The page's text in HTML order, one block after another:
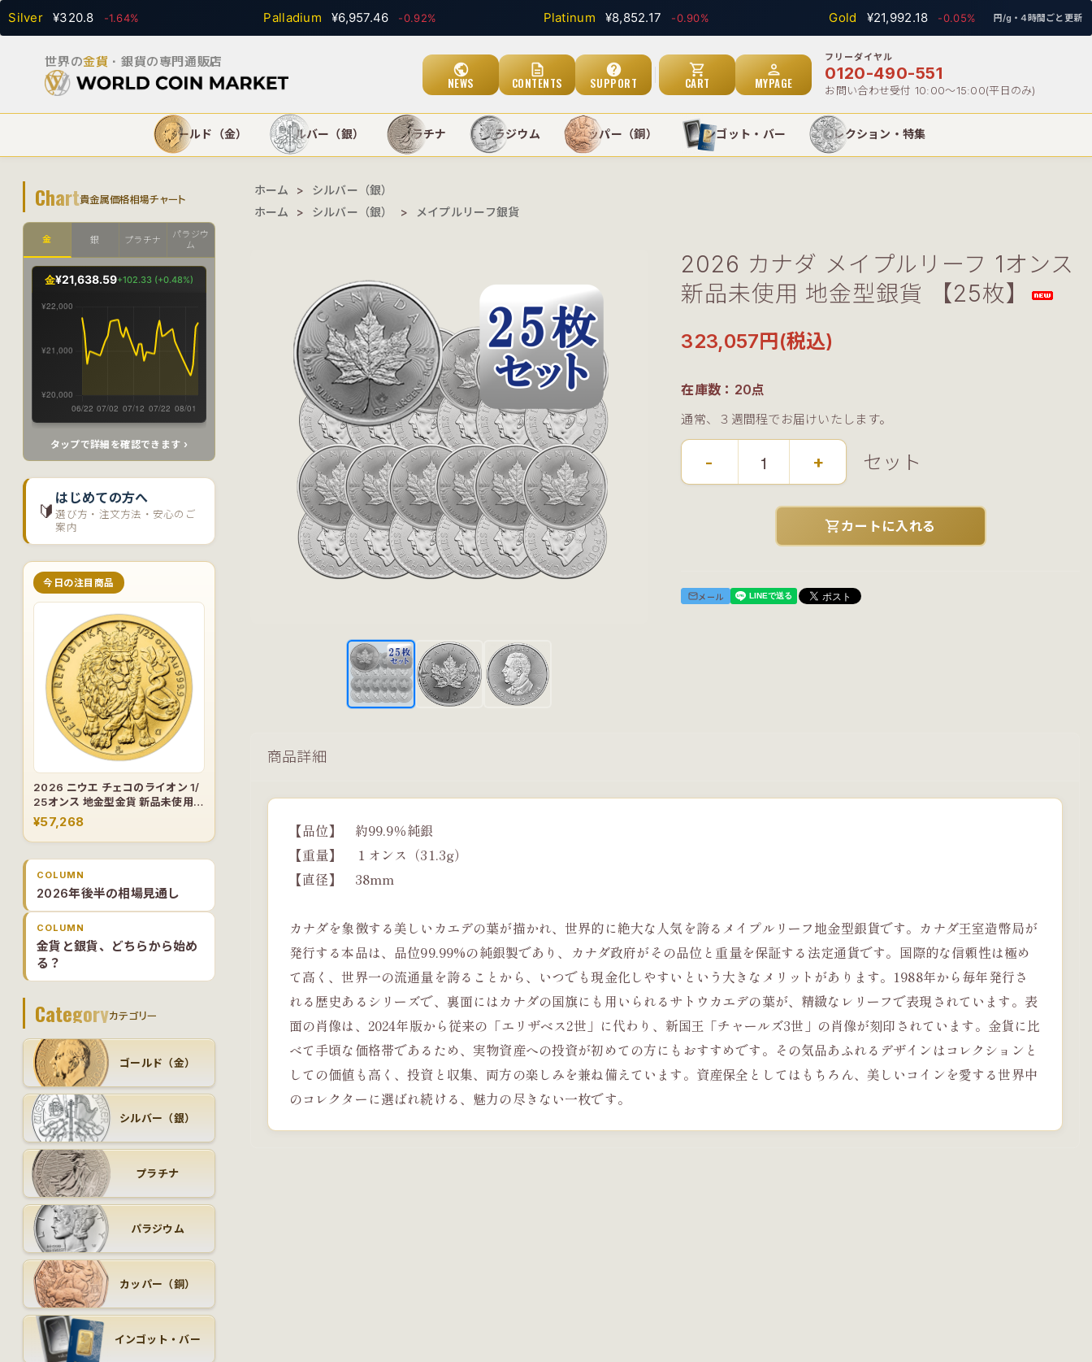
¥320.8 -1.64% Palladium ¥6,957.46 -0.92% Platinum ¥8,852.17 -0.90% ¥21,992.18 -0.05% 円/g・4時間ごと更新
世界の金貨 ・銀貨の専門通販店
0120-490-551
お問い合わせ受付 10:00〜15:00(平日のみ)
public
NEWS
description
CONTENTS
help
SUPPORT
shopping_cart
CART
person
MYPAGE
ゴールド（金） シルバー（銀） プラチナ パラジウム カッパー（銅） インゴット・バー コレクション・特集
ホーム >
シルバー（銀）
ホーム
> シルバー（銀） > メイプルリーフ銀貨
2026 カナダ メイプルリーフ 1オンス
新品未使用 地金型銀貨 【25枚】
323,057円(税込)
在庫数：20点
通常、３週間程でお届けいたします。
- + セット
shopping_cartカートに入れる
メール
商品詳細
【品位】 約99.9％純銀
【重量】 １オンス（31.3g）
【直径】 38mm
カナダを象徴する美しいカエデの葉が描かれ、世界的に絶大な人気を誇るメイプルリーフ地金型銀貨です。カナダ王室造幣局が
発行する本品は、品位99.99%の純銀製であり、カナダ政府がその品位と重量を保証する法定通貨です。国際的な信頼性は極め
て高く、世界一の流通量を誇ることから、いつでも現金化しやすいという大きなメリットがあります。1988年から毎年発行さ
れる歴史あるシリーズで、裏面にはカナダの国旗にも用いられるサトウカエデの葉が、精緻なレリーフで表現されています。表
面の肖像は、2024年版から従来の「エリザベス2世」に代わり、新国王「チャールズ3世」の肖像が刻印されています。金貨に比
べて手頃な価格帯であるため、実物資産への投資が初めての方にもおすすめです。その気品あふれるデザインはコレクションと
しての価値も高く、投資と収集、両方の楽しみを兼ね備えています。資産保全としてはもちろん、美しいコインを愛する世界中
のコレクターに選ばれ続ける、魅力の尽きない一枚です。
Chart貴金属価格相場チャート
金 銀 プラチナ
パラジウ
ム
タップで詳細を確認できます ›
🔰
はじめての方へ
選び方・注文方法・安心のご
案内
今日の注目商品
2026 ニウエ チェコのライオン 1/
25オンス 地金型金貨 新品未使用
【1枚】
¥57,268
COLUMN
2026年後半の相場見通し
COLUMN
金貨と銀貨、どちらから始め
る？
Categoryカテゴリー
ゴールド（金）
シルバー（銀）
プラチナ
パラジウム
カッパー（銅）
インゴット・バー